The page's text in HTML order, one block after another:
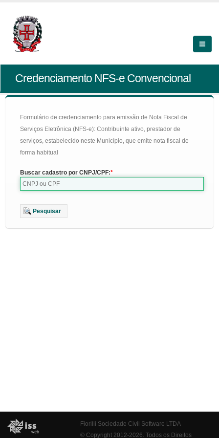
Credenciamento NFS-e Convencional
Formulário de credenciamento para emissão de Nota Fiscal de
Serviços Eletrônica (NFS-e): Contribuinte ativo, prestador de
serviços, estabelecido neste Município, que emite nota fiscal de
forma habitual
Buscar cadastro por CNPJ/CPF:
Pesquisar
Fiorilli Sociedade Civil Software LTDA
© Copyright 2012-2026. Todos os Direitos